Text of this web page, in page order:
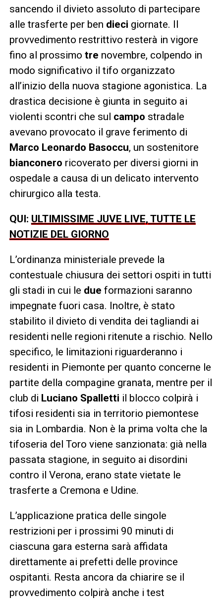
sancendo il divieto assoluto di partecipare
alle trasferte per ben dieci giornate. Il
provvedimento restrittivo resterà in vigore
fino al prossimo tre novembre, colpendo in
modo significativo il tifo organizzato
all’inizio della nuova stagione agonistica. La
drastica decisione è giunta in seguito ai
violenti scontri che sul campo stradale
avevano provocato il grave ferimento di
Marco Leonardo Basoccu, un sostenitore
bianconero ricoverato per diversi giorni in
ospedale a causa di un delicato intervento
chirurgico alla testa.
QUI: ULTIMISSIME JUVE LIVE, TUTTE LE
NOTIZIE DEL GIORNO
L’ordinanza ministeriale prevede la
contestuale chiusura dei settori ospiti in tutti
gli stadi in cui le due formazioni saranno
impegnate fuori casa. Inoltre, è stato
stabilito il divieto di vendita dei tagliandi ai
residenti nelle regioni ritenute a rischio. Nello
specifico, le limitazioni riguarderanno i
residenti in Piemonte per quanto concerne le
partite della compagine granata, mentre per il
club di Luciano Spalletti il blocco colpirà i
tifosi residenti sia in territorio piemontese
sia in Lombardia. Non è la prima volta che la
tifoseria del Toro viene sanzionata: già nella
passata stagione, in seguito ai disordini
contro il Verona, erano state vietate le
trasferte a Cremona e Udine.
L’applicazione pratica delle singole
restrizioni per i prossimi 90 minuti di
ciascuna gara esterna sarà affidata
direttamente ai prefetti delle province
ospitanti. Resta ancora da chiarire se il
provvedimento colpirà anche i test